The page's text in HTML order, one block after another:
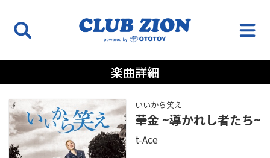
楽曲詳細
いいから笑え
華金 ~導かれし者たち~
t-Ace